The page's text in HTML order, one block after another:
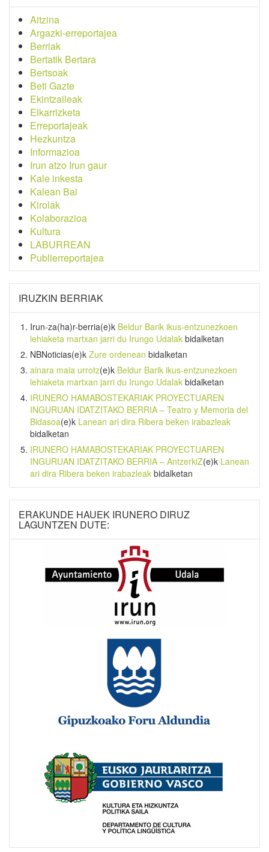
Aitzina
Argazki-erreportajea
Berriak
Bertatik Bertara
Bertsoak
Beti Gazte
Ekintzaileak
Elkarrizketa
Erreportajeak
Hezkuntza
Informazioa
Irun atzo Irun gaur
Kale inkesta
Kalean Bai
Kirolak
Kolaborazioa
Kultura
LABURREAN
Publierreportajea
IRUZKIN BERRIAK
Irun-za(ha)r-berria(e)k Beldur Barik ikus-entzunezkoen
lehiaketa martxan jarri du Irungo Udalak bidalketan
NBNoticias(e)k Zure ordenean bidalketan
ainara maia urrotz(e)k Beldur Barik ikus-entzunezkoen
lehiaketa martxan jarri du Irungo Udalak bidalketan
IRUNERO HAMABOSTEKARIAK PROYECTUAREN
INGURUAN IDATZITAKO BERRIA – Teatro y Memoria del
Bidasoa(e)k Lanean ari dira Ribera beken irabazleak
bidalketan
IRUNERO HAMABOSTEKARIAK PROYECTUAREN
INGURUAN IDATZITAKO BERRIA – AntzerkiZ(e)k Lanean
ari dira Ribera beken irabazleak bidalketan
ERAKUNDE HAUEK IRUNERO DIRUZ
LAGUNTZEN DUTE: